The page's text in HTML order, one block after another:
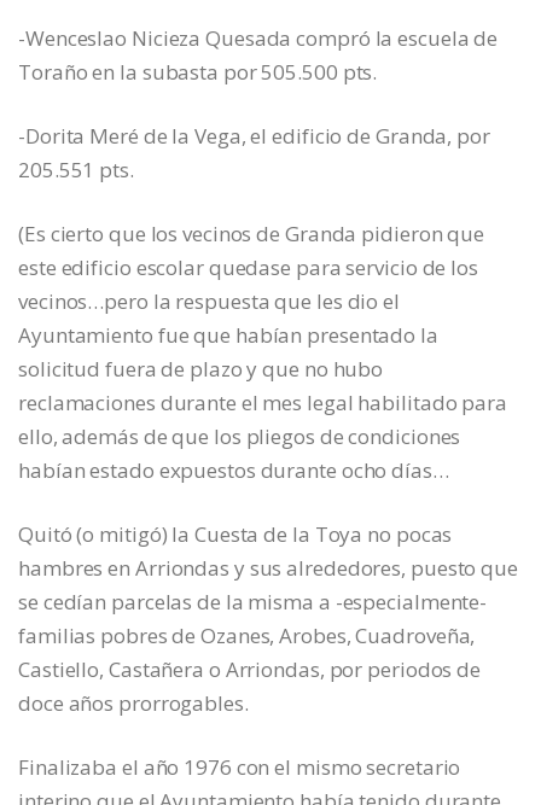
-Wenceslao Nicieza Quesada compró la escuela de
Toraño en la subasta por 505.500 pts.
-Dorita Meré de la Vega, el edificio de Granda, por
205.551 pts.
(Es cierto que los vecinos de Granda pidieron que
este edificio escolar quedase para servicio de los
vecinos…pero la respuesta que les dio el
Ayuntamiento fue que habían presentado la
solicitud fuera de plazo y que no hubo
reclamaciones durante el mes legal habilitado para
ello, además de que los pliegos de condiciones
habían estado expuestos durante ocho días…
Quitó (o mitigó) la Cuesta de la Toya no pocas
hambres en Arriondas y sus alrededores, puesto que
se cedían parcelas de la misma a -especialmente-
familias pobres de Ozanes, Arobes, Cuadroveña,
Castiello, Castañera o Arriondas, por periodos de
doce años prorrogables.
Finalizaba el año 1976 con el mismo secretario